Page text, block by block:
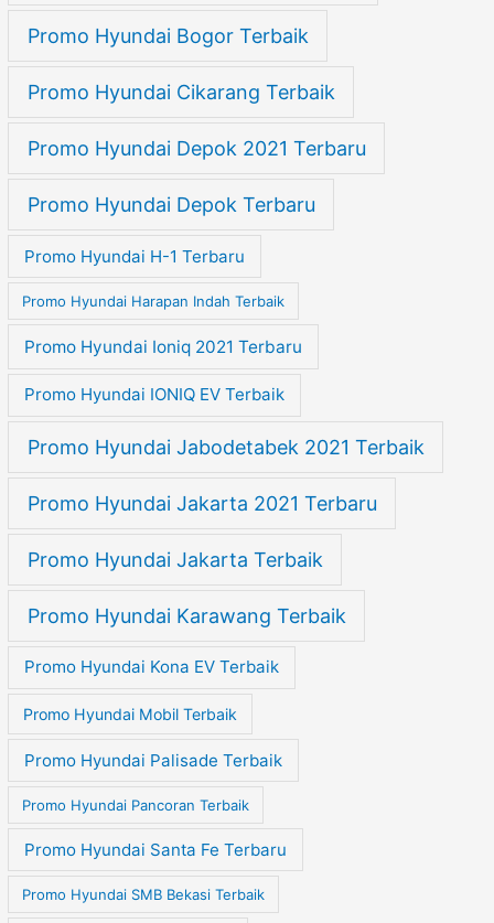
Promo Hyundai Bogor Terbaik
Promo Hyundai Cikarang Terbaik
Promo Hyundai Depok 2021 Terbaru
Promo Hyundai Depok Terbaru
Promo Hyundai H-1 Terbaru
Promo Hyundai Harapan Indah Terbaik
Promo Hyundai Ioniq 2021 Terbaru
Promo Hyundai IONIQ EV Terbaik
Promo Hyundai Jabodetabek 2021 Terbaik
Promo Hyundai Jakarta 2021 Terbaru
Promo Hyundai Jakarta Terbaik
Promo Hyundai Karawang Terbaik
Promo Hyundai Kona EV Terbaik
Promo Hyundai Mobil Terbaik
Promo Hyundai Palisade Terbaik
Promo Hyundai Pancoran Terbaik
Promo Hyundai Santa Fe Terbaru
Promo Hyundai SMB Bekasi Terbaik